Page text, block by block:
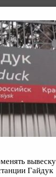
Гайдук